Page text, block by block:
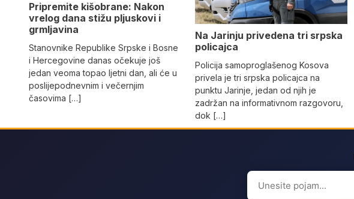
Pripremite kišobrane: Nakon
vrelog dana stižu pljuskovi i
grmljavina
Stanovnike Republike Srpske i Bosne
i Hercegovine danas očekuje još
jedan veoma topao ljetni dan, ali će u
poslijepodnevnim i večernjim
časovima […]
Na Јarinju privedena tri srpska
policajca
Policija samoproglašenog Kosova
privela je tri srpska policajca na
punktu Јarinje, jedan od njih je
zadržan na informativnom razgovoru,
dok […]
Search
for: